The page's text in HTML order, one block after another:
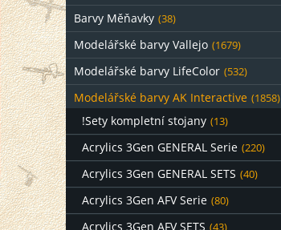
Barvy Měňavky (38)
Modelářské barvy Vallejo (1679)
Modelářské barvy LifeColor (532)
Modelářské barvy AK Interactive (1858)
!Sety kompletní stojany (13)
Acrylics 3Gen GENERAL Serie (220)
Acrylics 3Gen GENERAL SETS (40)
Acrylics 3Gen AFV Serie (80)
Acrylics 3Gen AFV SETS (43)